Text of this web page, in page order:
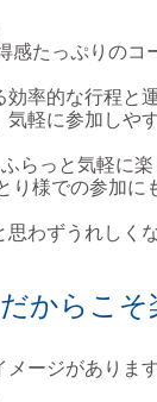
たっぷりのコ
率的な行程と
軽に参加しや
らっと気軽に
り様での参加に
思わずうれしく
からこ
ージがありま